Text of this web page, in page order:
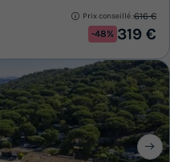
Prix conseillé :616 €
-48% 319 €